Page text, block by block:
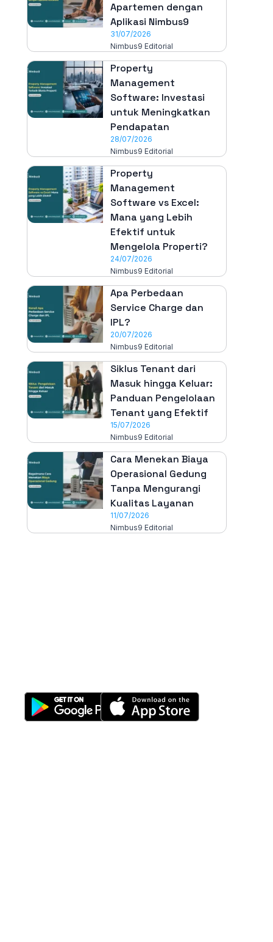
Apartemen dengan
Aplikasi Nimbus9
31/07/2026
Nimbus9 Editorial
Property
Management
Software: Investasi
untuk Meningkatkan
Pendapatan
28/07/2026
Nimbus9 Editorial
Property
Management
Software vs Excel:
Mana yang Lebih
Efektif untuk
Mengelola Properti?
24/07/2026
Nimbus9 Editorial
Apa Perbedaan
Service Charge dan
IPL?
20/07/2026
Nimbus9 Editorial
Siklus Tenant dari
Masuk hingga Keluar:
Panduan Pengelolaan
Tenant yang Efektif
15/07/2026
Nimbus9 Editorial
Cara Menekan Biaya
Operasional Gedung
Tanpa Mengurangi
Kualitas Layanan
11/07/2026
Nimbus9 Editorial